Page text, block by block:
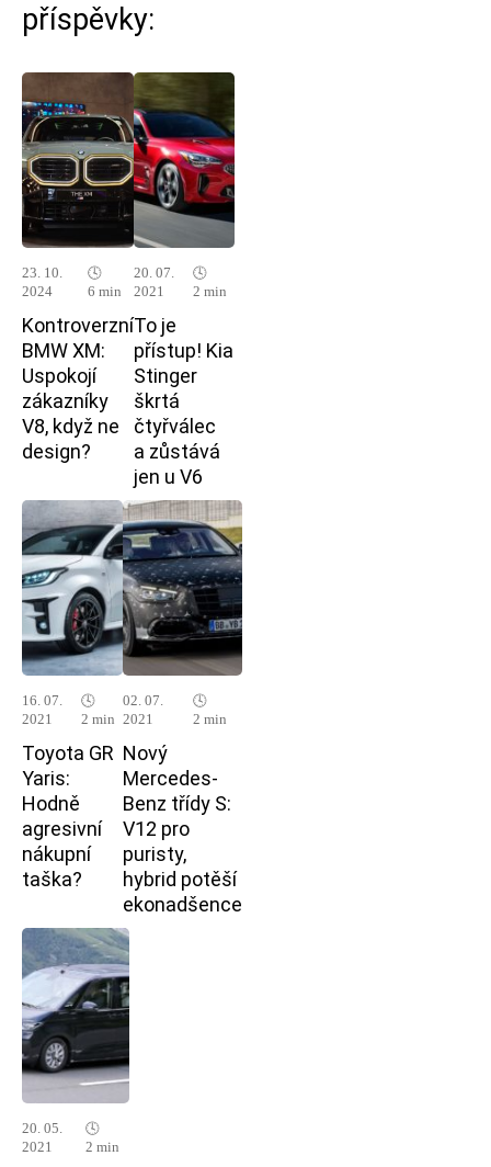
příspěvky:
23. 10.
2024
🕓
6 min
Kontroverzní
BMW XM:
Uspokojí
zákazníky
V8, když ne
design?
20. 07.
2021
🕓
2 min
To je
přístup! Kia
Stinger
škrtá
čtyřválec
a zůstává
jen u V6
16. 07.
2021
🕓
2 min
Toyota GR
Yaris:
Hodně
agresivní
nákupní
taška?
02. 07.
2021
🕓
2 min
Nový
Mercedes-
Benz třídy S:
V12 pro
puristy,
hybrid potěší
ekonadšence
20. 05.
2021
🕓
2 min